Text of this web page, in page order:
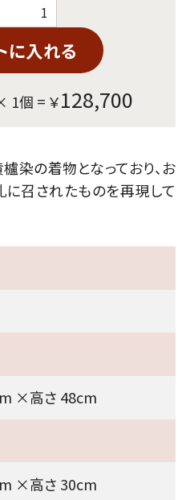
に入れる
1個 = ￥128,700
染の着物となっており、お
召されたものを再現して
×高さ 48cm
×高さ 30cm